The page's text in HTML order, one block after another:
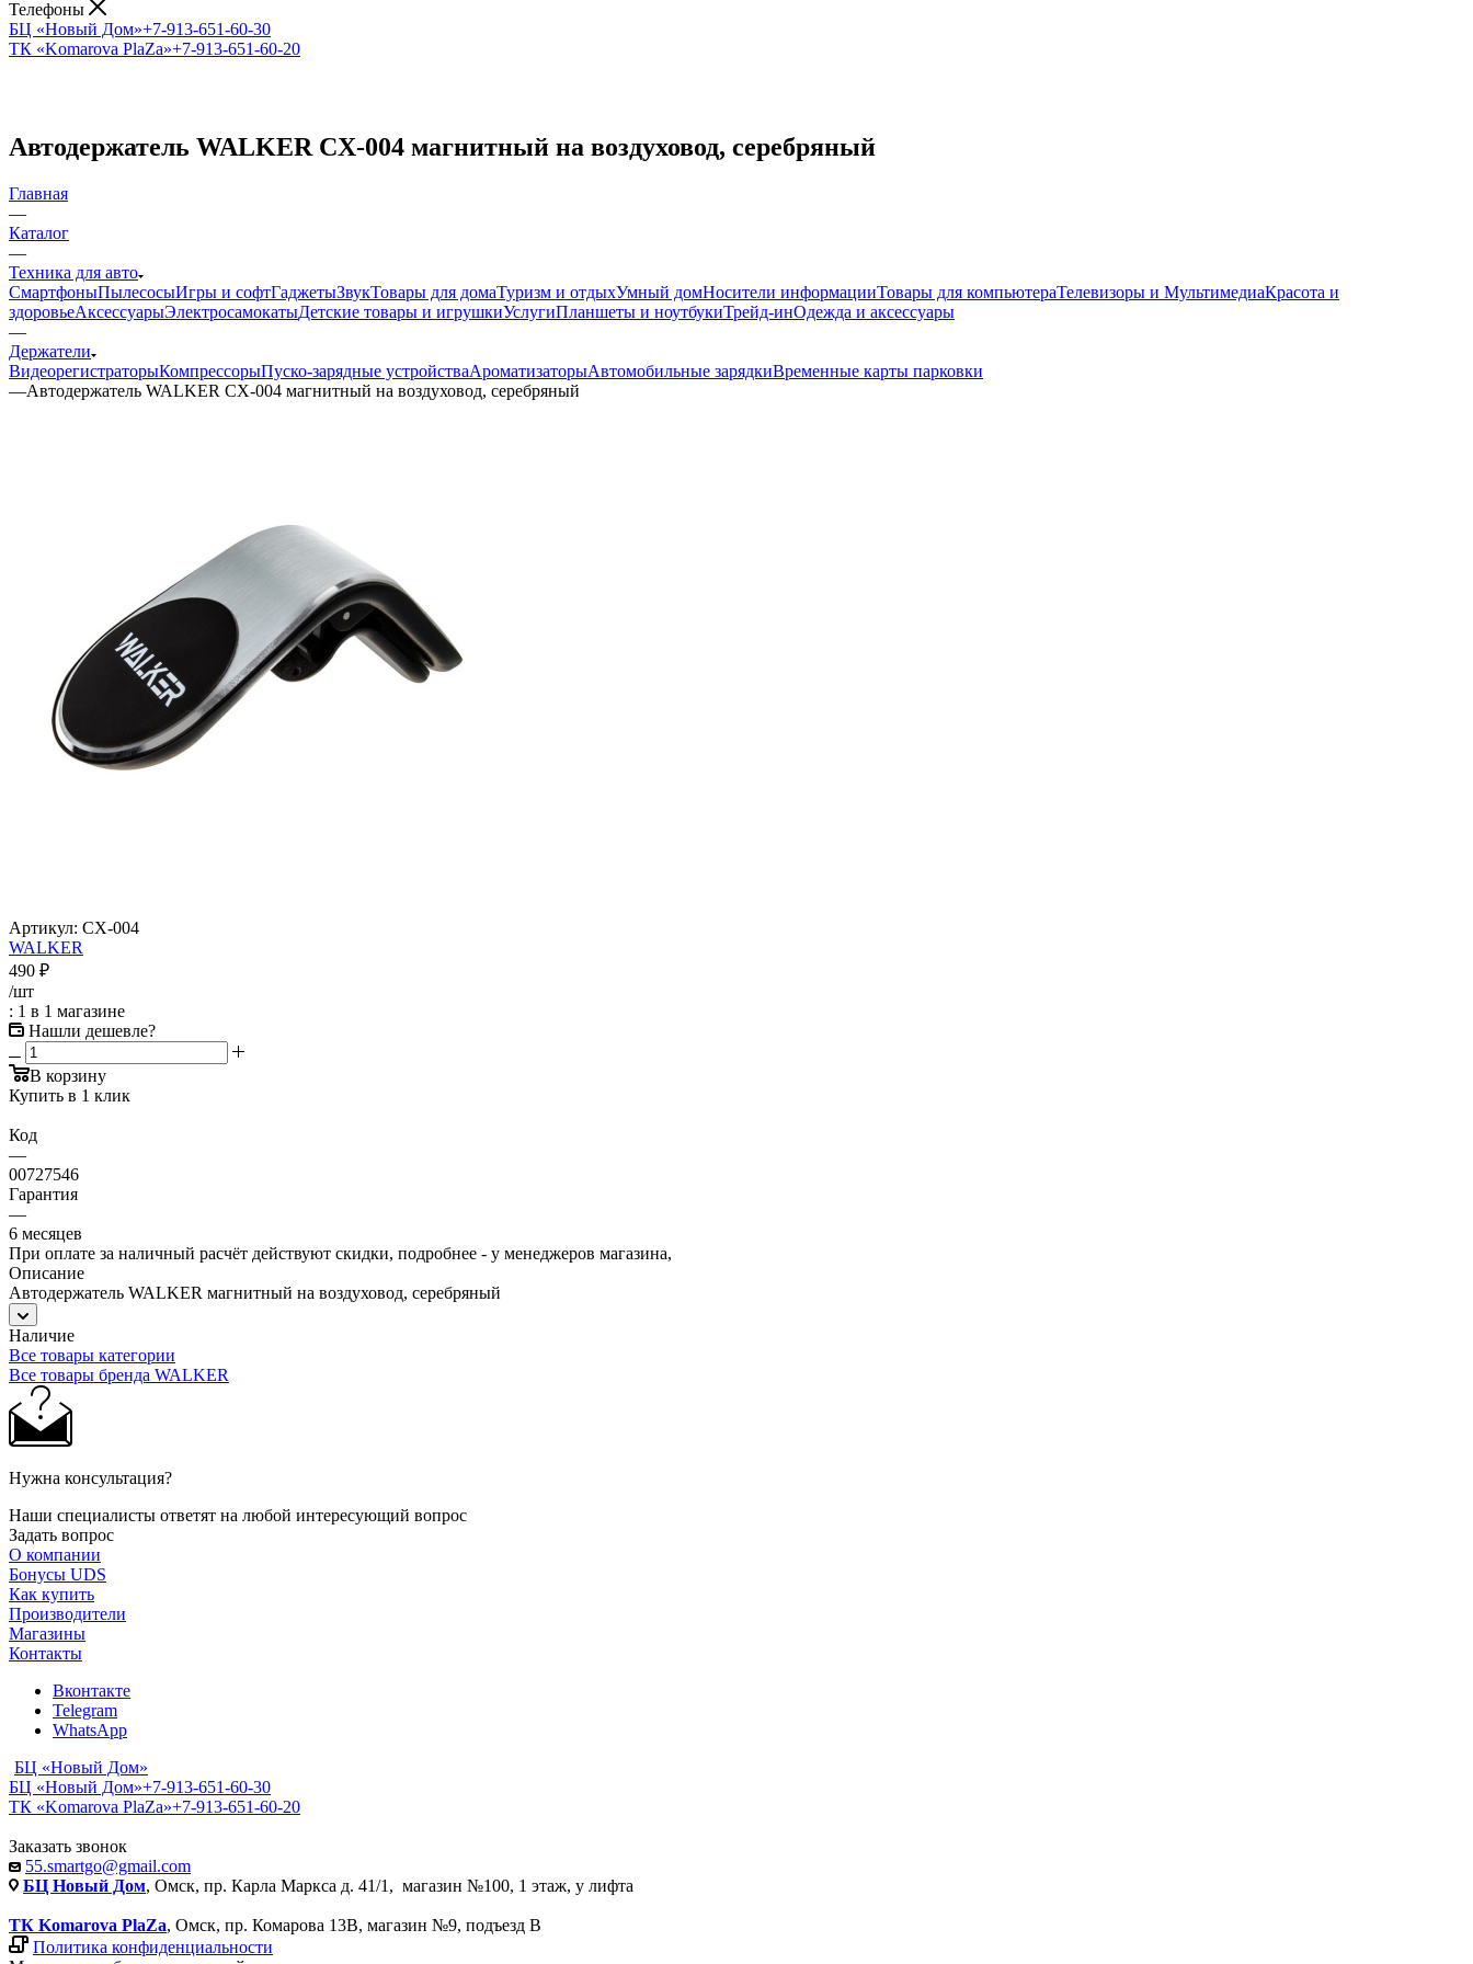
Телефоны
БЦ «Новый Дом»+7-913-651-60-30
ТК «Komarova PlaZa»+7-913-651-60-20
Автодержатель WALKER CX-004 магнитный на воздуховод, серебряный
Главная
—
Каталог
—
Техника для авто
СмартфоныПылесосыИгры и софтГаджетыЗвукТовары для домаТуризм и отдыхУмный домНосители информацииТовары для компьютераТелевизоры и МультимедиаКрасота и
здоровьеАксессуарыЭлектросамокатыДетские товары и игрушкиУслугиПланшеты и ноутбукиТрейд-инОдежда и аксессуары
—
Держатели
ВидеорегистраторыКомпрессорыПуско-зарядные устройстваАроматизаторыАвтомобильные зарядкиВременные карты парковки
—Автодержатель WALKER CX-004 магнитный на воздуховод, серебряный
Артикул: CX-004
WALKER
490 ₽
/шт
: 1 в 1 магазине
Нашли дешевле?
В корзину
Купить в 1 клик
Код
—
00727546
Гарантия
—
6 месяцев
При оплате за наличный расчёт действуют скидки, подробнее - у менеджеров магазина,
Описание
Автодержатель WALKER магнитный на воздуховод, серебряный
Наличие
Все товары категории
Все товары бренда WALKER
Нужна консультация?
Наши специалисты ответят на любой интересующий вопрос
Задать вопрос
О компании
Бонусы UDS
Как купить
Производители
Магазины
Контакты
Вконтакте
Telegram
WhatsApp
БЦ «Новый Дом»
БЦ «Новый Дом»+7-913-651-60-30
ТК «Komarova PlaZa»+7-913-651-60-20
Заказать звонок
55.smartgo@gmail.com
БЦ Новый Дом, Омск, пр. Карла Маркса д. 41/1, магазин №100, 1 этаж, у лифта
ТК Komarova PlaZa, Омск, пр. Комарова 13В, магазин №9, подъезд В
Политика конфиденциальности